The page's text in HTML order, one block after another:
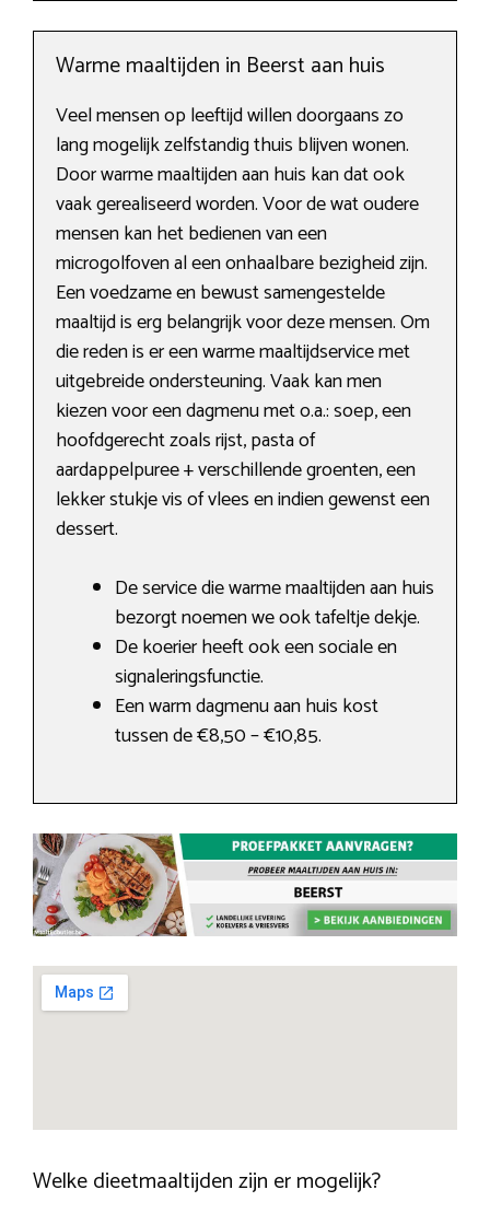
Warme maaltijden in Beerst aan huis
Veel mensen op leeftijd willen doorgaans zo
lang mogelijk zelfstandig thuis blijven wonen.
Door warme maaltijden aan huis kan dat ook
vaak gerealiseerd worden. Voor de wat oudere
mensen kan het bedienen van een
microgolfoven al een onhaalbare bezigheid zijn.
Een voedzame en bewust samengestelde
maaltijd is erg belangrijk voor deze mensen. Om
die reden is er een warme maaltijdservice met
uitgebreide ondersteuning. Vaak kan men
kiezen voor een dagmenu met o.a.: soep, een
hoofdgerecht zoals rijst, pasta of
aardappelpuree + verschillende groenten, een
lekker stukje vis of vlees en indien gewenst een
dessert.
De service die warme maaltijden aan huis
bezorgt noemen we ook tafeltje dekje.
De koerier heeft ook een sociale en
signaleringsfunctie.
Een warm dagmenu aan huis kost
tussen de €8,50 – €10,85.
Welke dieetmaaltijden zijn er mogelijk?